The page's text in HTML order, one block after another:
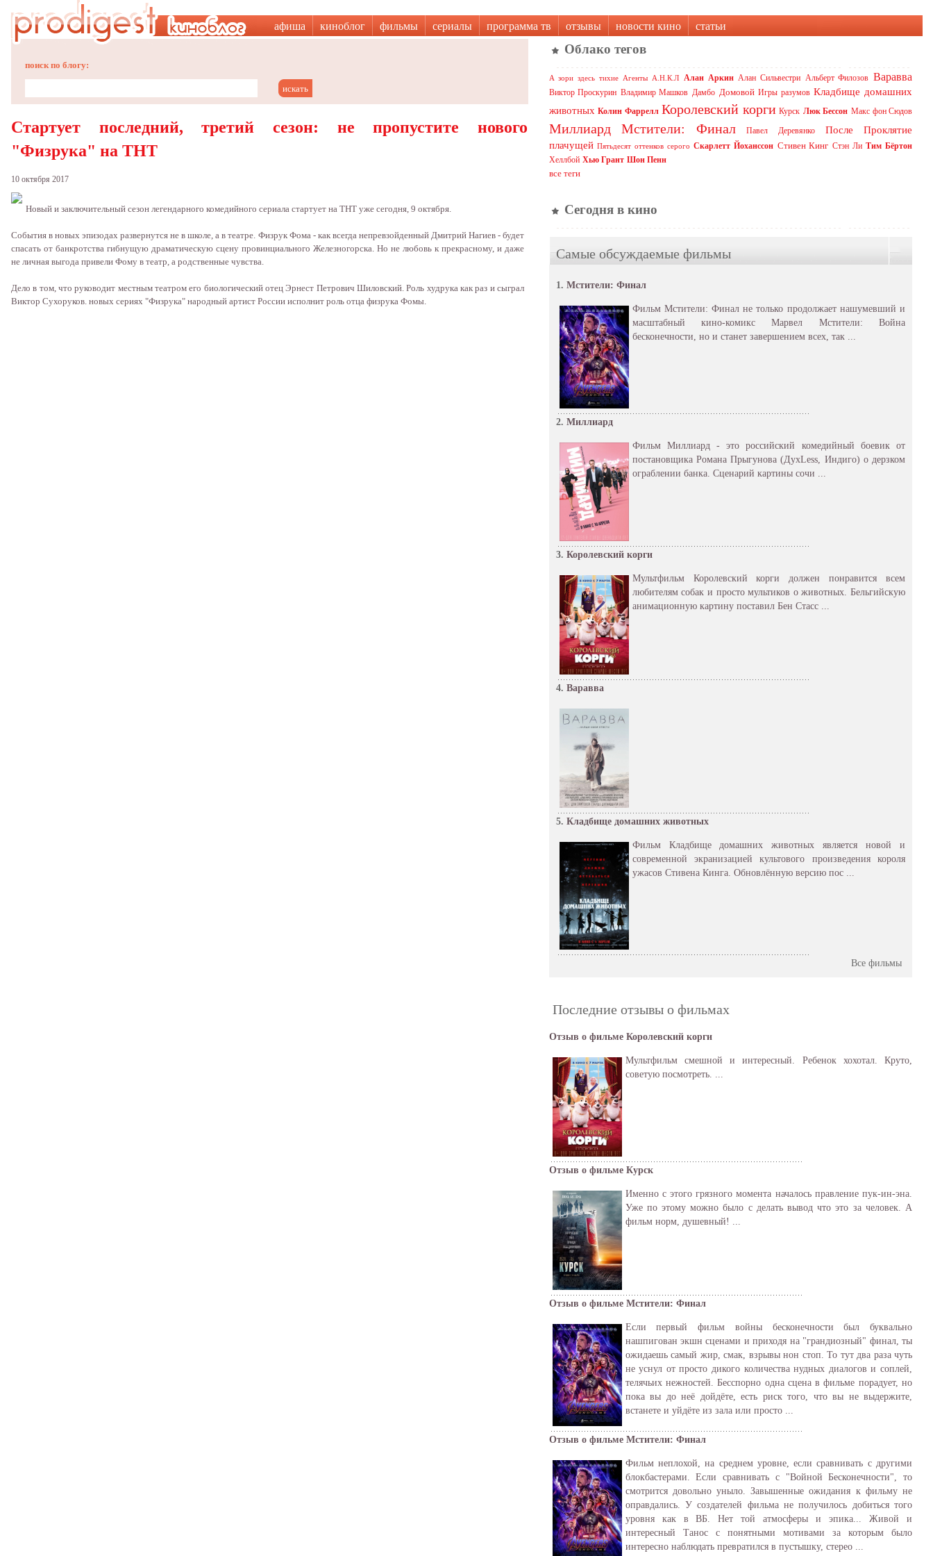
афиша киноблог фильмы сериалы программа тв отзывы новости кино статьи
поиск по блогу:
Стартует последний, третий сезон: не пропустите нового
"Физрука" на ТНТ
10 октября 2017
Новый и заключительный сезон легендарного комедийного сериала стартует на ТНТ уже сегодня, 9 октября.
События в новых эпизодах развернутся не в школе, а в театре. Физрук Фома - как всегда непревзойденный Дмитрий Нагиев - будет
спасать от банкротства гибнущую драматическую сцену провинциального Железногорска. Но не любовь к прекрасному, и даже
не личная выгода привели Фому в театр, а родственные чувства.
Дело в том, что руководит местным театром его биологический отец Эрнест Петрович Шиловский. Роль худрука как раз и сыграл
Виктор Сухоруков. новых сериях "Физрука" народный артист России исполнит роль отца физрука Фомы.
Облако тегов
А зори здесь тихие Агенты А.Н.К.Л Алан Аркин Алан Сильвестри Альберт Филозов Варавва
Виктор Проскурин Владимир Машков Дамбо Домовой Игры разумов Кладбище домашних
животных Колин Фаррелл Королевский корги Курск Люк Бессон Макс фон Сюдов
Миллиард Мстители: Финал Павел Деревянко После
Проклятие
плачущей Пятьдесят оттенков серого Скарлетт Йоханссон Стивен Кинг Стэн Ли Тим Бёртон
Хеллбой Хью Грант Шон Пенн
все теги
Сегодня в кино
Самые обсуждаемые фильмы
1. Мстители: Финал
Фильм Мстители: Финал не только продолжает нашумевший и
масштабный кино-комикс Марвел Мстители: Война
бесконечности, но и станет завершением всех, так ...
2. Миллиард
Фильм Миллиард - это российский комедийный боевик от
постановщика Романа Прыгунова (ДухLess, Индиго) о дерзком
ограблении банка. Сценарий картины сочи ...
3. Королевский корги
Мультфильм Королевский корги должен понравится всем
любителям собак и просто мультиков о животных. Бельгийскую
анимационную картину поставил Бен Стасс ...
4. Варавва
5. Кладбище домашних животных
Фильм Кладбище домашних животных является новой и
современной экранизацией культового произведения короля
ужасов Стивена Кинга. Обновлённую версию пос ...
Все фильмы
Последние отзывы о фильмах
Отзыв о фильме Королевский корги
Мультфильм смешной и интересный. Ребенок хохотал. Круто,
советую посмотреть. ...
Отзыв о фильме Курск
Именно с этого грязного момента началось правление пук-ин-эна.
Уже по этому можно было с делать вывод что это за человек. А
фильм норм, душевный! ...
Отзыв о фильме Мстители: Финал
Если первый фильм войны бесконечности был буквально
нашпигован экшн сценами и приходя на "грандиозный" финал, ты
ожидаешь самый жир, смак, взрывы нон стоп. То тут два раза чуть
не уснул от просто дикого количества нудных диалогов и соплей,
телячьих нежностей. Бесспорно одна сцена в фильме порадует, но
пока вы до неё дойдёте, есть риск того, что вы не выдержите,
встанете и уйдёте из зала или просто ...
Отзыв о фильме Мстители: Финал
Фильм неплохой, на среднем уровне, если сравнивать с другими
блокбастерами. Если сравнивать с "Войной Бесконечности", то
смотрится довольно уныло. Завышенные ожидания к фильму не
оправдались. У создателей фильма не получилось добиться того
уровня как в ВБ. Нет той атмосферы и эпика... Живой и
интересный Танос с понятными мотивами за которым было
интересно наблюдать превратился в пустышку, стерео ...